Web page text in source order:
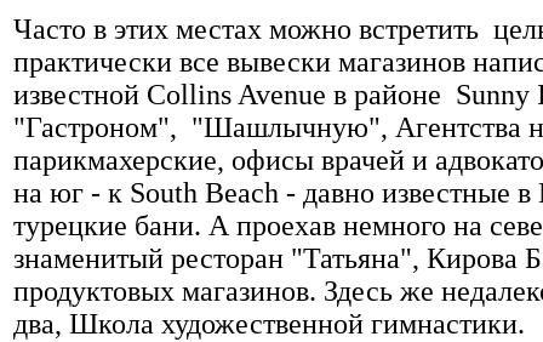
Часто в этих местах можно встретить
практически все вывески магазинов
известной Collins Avenue в районе
"Гастроном", "Шашлычную", Агентства
парикмахерские, офисы врачей и
на юг - к South Beach - давно известные
турецкие бани. А проехав немного на
знаменитый ресторан "Татьяна", Кирова
продуктовых магазинов. Здесь же
два, Школа художественной гимнастики.